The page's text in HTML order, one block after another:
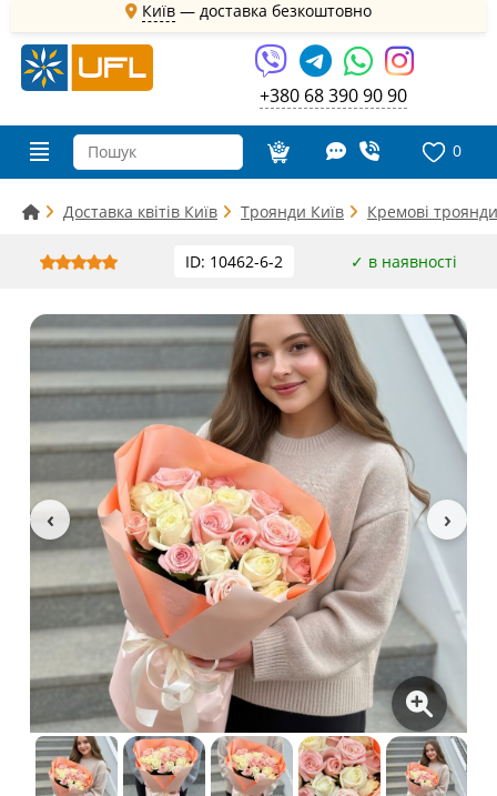
Київ — доставка безкоштовно
+380 68 390 90 90
0
Доставка квітів Київ Троянди Київ Кремові
ID: 10462-6-2 ✓ в наявності